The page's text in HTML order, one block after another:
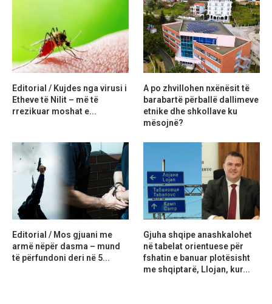
Editorial / Kujdes nga virusi i
Etheve të Nilit – më të
rrezikuar moshat e...
A po zhvillohen nxënësit të
barabartë përballë dallimeve
etnike dhe shkollave ku
mësojnë?
Editorial / Mos gjuani me
armë nëpër dasma – mund
të përfundoni deri në 5...
Gjuha shqipe anashkalohet
në tabelat orientuese për
fshatin e banuar plotësisht
me shqiptarë, Llojan, kur...